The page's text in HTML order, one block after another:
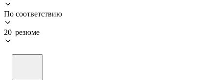
По соответствию
20 резюме